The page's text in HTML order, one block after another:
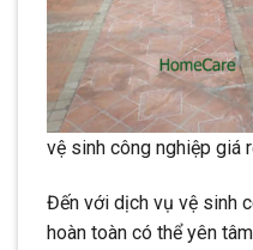
vệ sinh công nghiệp giá
Đến với dịch vụ vệ sinh
hoàn toàn có thể yên